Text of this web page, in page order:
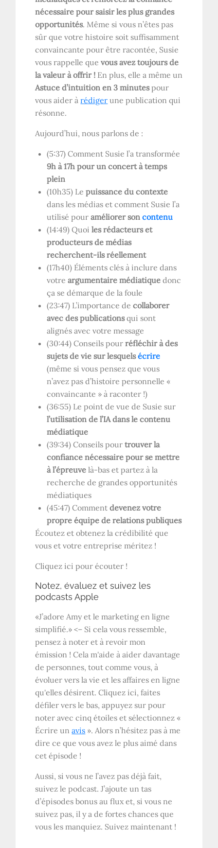
nécessaire pour saisir les plus grandes
opportunités. Même si vous n’êtes pas
sûr que votre histoire soit suffisamment
convaincante pour être racontée, Susie
vous rappelle quevous avez toujours de
la valeur à offrir ! En plus, elle a même un
Astuce d’intuition en 3 minutespour
vous aider àrédiger une publication qui
résonne.
Aujourd’hui, nous parlons de :
(5:37) Comment Susie l’a transformée
9h à 17h pour un concert à temps
plein
(10h35) Lepuissance du contexte
dans les médias et comment Susie l’a
utilisé pouraméliorer soncontenu
(14:49) Quoiles rédacteurs et
producteurs de médias
recherchent-ils réellement
(17h40) Éléments clés à inclure dans
votreargumentaire médiatique donc
ça se démarque de la foule
(23:47) L’importance decollaborer
avec des publicationsqui sont
alignés avec votre message
(30:44) Conseils pourréfléchir à des
sujets de vie sur lesquelsécrire
(même si vous pensez que vous
n’avez pas d’histoire personnelle «
convaincante » à raconter !)
(36:55) Le point de vue de Susie sur
l’utilisation de l’IA dans le contenu
médiatique
(39:34) Conseils pourtrouver la
confiance nécessaire pour se mettre
à l’épreuvelà-bas et partez à la
recherche de grandes opportunités
médiatiques
(45:47) Commentdevenez votre
propre équipe de relations publiques
Écoutez et obtenez la crédibilité que
vous et votre entreprise méritez !
Cliquez ici pour écouter !
Notez, évaluez et suivez les
podcasts Apple
«J’adore Amy et le marketing en ligne
simplifié.» <– Si cela vous ressemble,
pensez à noter et à revoir mon
émission ! Cela m'aide à aider davantage
de personnes, tout comme vous, à
évoluer vers la vie et les affaires en ligne
qu'elles désirent. Cliquez ici, faites
défiler vers le bas, appuyez sur pour
noter avec cinq étoiles et sélectionnez «
Écrire unavis ». Alors n’hésitez pas à me
dire ce que vous avez le plus aimé dans
cet épisode !
Aussi, si vous ne l’avez pas déjà fait,
suivez le podcast. J’ajoute un tas
d’épisodes bonus au flux et, si vous ne
suivez pas, il y a de fortes chances que
vous les manquiez. Suivez maintenant !